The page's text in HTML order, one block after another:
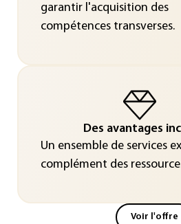
garantir l'acquisition des
compétences transverses.
Des avantages
Un ensemble de services
complément des
Voir l'offre